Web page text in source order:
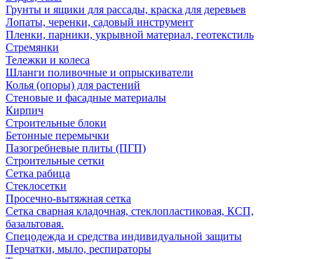
Грунты и ящики для рассады, краска для деревьев
Лопаты, черенки, садовый инструмент
Пленки, парники, укрывной материал, геотекстиль
Стремянки
Тележки и колеса
Шланги поливочные и опрыскиватели
Колья (опоры) для растений
Стеновые и фасадные материалы
Кирпич
Строительные блоки
Бетонные перемычки
Пазогребневые плиты (ПГП)
Строительные сетки
Сетка рабица
Стеклосетки
Просечно-вытяжная сетка
Сетка сварная кладочная, стеклопластиковая, КСП,
базальтовая.
Спецодежда и средства индивидуальной защиты
Перчатки, мыло, респираторы